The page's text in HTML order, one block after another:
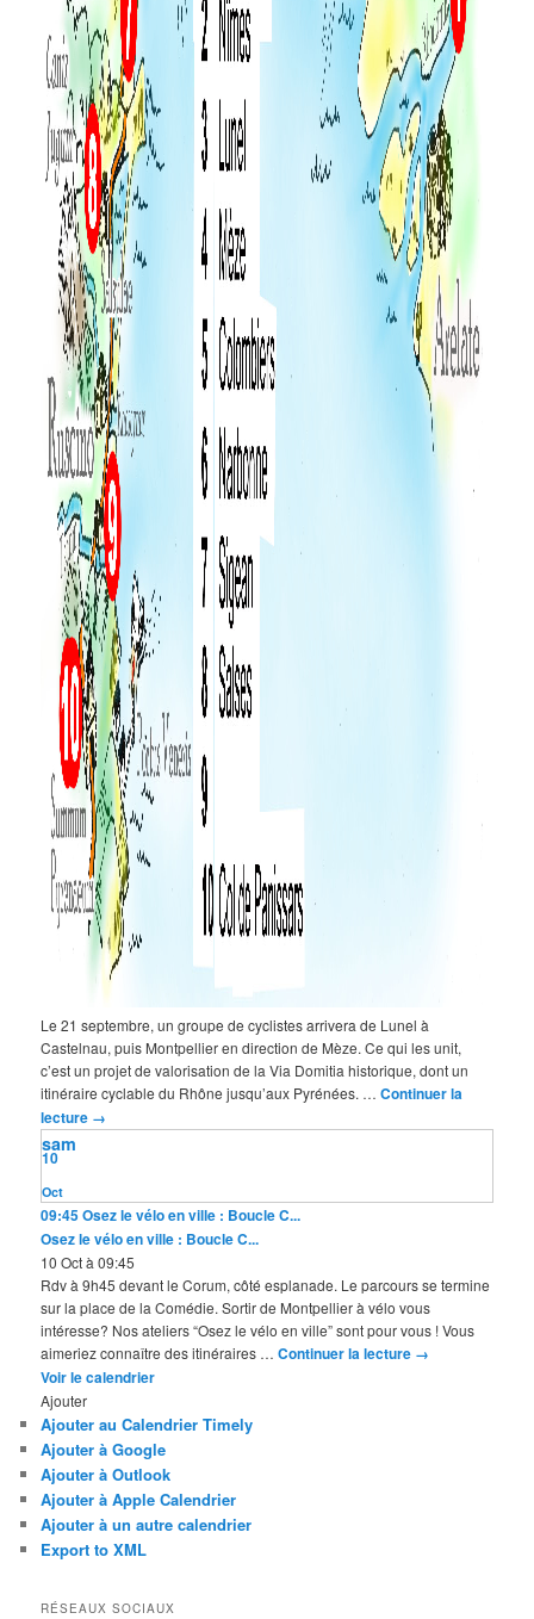
Le 21 septembre, un groupe de cyclistes arrivera de Lunel à
Castelnau, puis Montpellier en direction de Mèze. Ce qui les unit,
c’est un projet de valorisation de la Via Domitia historique, dont un
itinéraire cyclable du Rhône jusqu’aux Pyrénées. …Continuer la
lecture →
Oct
10
sam
09:45Osez le vélo en ville : Boucle C...
Osez le vélo en ville : Boucle C...
10 Oct à 09:45
Rdv à 9h45 devant le Corum, côté esplanade. Le parcours se termine
sur la place de la Comédie. Sortir de Montpellier à vélo vous
intéresse? Nos ateliers “Osez le vélo en ville” sont pour vous ! Vous
aimeriez connaître des itinéraires …Continuer la lecture →
Voir le calendrier
Ajouter
Ajouter au Calendrier Timely
Ajouter à Google
Ajouter à Outlook
Ajouter à Apple Calendrier
Ajouter à un autre calendrier
Export to XML
RÉSEAUX SOCIAUX